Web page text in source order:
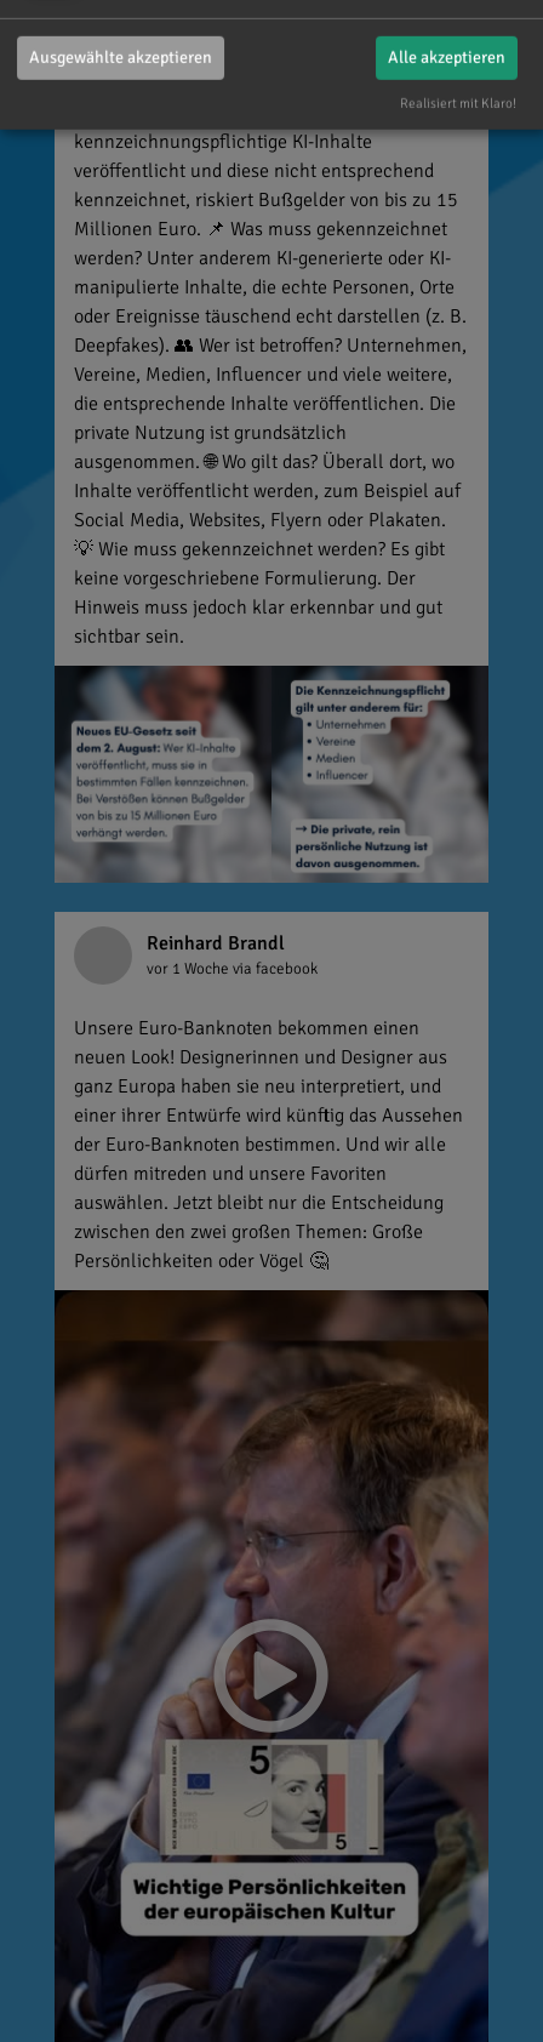
🚨 Neues EU-Gesetz seit dem 2. August! Ab
sofort gelten neue Vorschriften für die
Kennzeichnung bestimmter KI-Inhalte. ⚠️
kennzeichnungspflichtige KI-Inhalte
veröffentlicht und diese nicht entsprechend
kennzeichnet, riskiert Bußgelder von bis zu 15
Millionen Euro. 📌 Was muss gekennzeichnet
werden? Unter anderem KI-generierte oder KI-
manipulierte Inhalte, die echte Personen, Orte
oder Ereignisse täuschend echt darstellen (z. B.
Deepfakes). 👥 Wer ist betroffen? Unternehmen,
Vereine, Medien, Influencer und viele weitere,
die entsprechende Inhalte veröffentlichen. Die
private Nutzung ist grundsätzlich
ausgenommen. 🌐 Wo gilt das? Überall dort, wo
Inhalte veröffentlicht werden, zum Beispiel auf
Social Media, Websites, Flyern oder Plakaten.
💡 Wie muss gekennzeichnet werden? Es gibt
keine vorgeschriebene Formulierung. Der
Hinweis muss jedoch klar erkennbar und gut
sichtbar sein.
Reinhard Brandl
vor 1 Woche via facebook
Unsere Euro-Banknoten bekommen einen
neuen Look! Designerinnen und Designer aus
ganz Europa haben sie neu interpretiert, und
einer ihrer Entwürfe wird künftig das Aussehen
der Euro-Banknoten bestimmen. Und wir alle
dürfen mitreden und unsere Favoriten
auswählen. Jetzt bleibt nur die Entscheidung
zwischen den zwei großen Themen: Große
Persönlichkeiten oder Vögel 🤔
Ausgewählte akzeptieren Alle akzeptieren
Realisiert mit Klaro!